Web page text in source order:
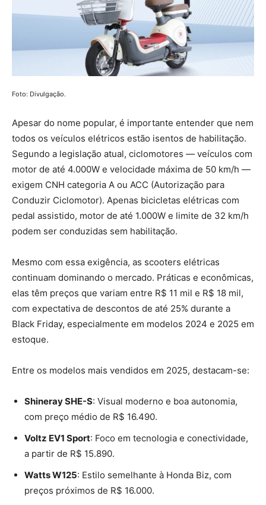
Foto: Divulgação.
Apesar do nome popular, é importante entender que nem
todos os veículos elétricos estão isentos de habilitação.
Segundo a legislação atual, ciclomotores — veículos com
motor de até 4.000W e velocidade máxima de 50 km/h —
exigem CNH categoria A ou ACC (Autorização para
Conduzir Ciclomotor). Apenas bicicletas elétricas com
pedal assistido, motor de até 1.000W e limite de 32 km/h
podem ser conduzidas sem habilitação.
Mesmo com essa exigência, as scooters elétricas
continuam dominando o mercado. Práticas e econômicas,
elas têm preços que variam entre R$ 11 mil e R$ 18 mil,
com expectativa de descontos de até 25% durante a
Black Friday, especialmente em modelos 2024 e 2025 em
estoque.
Entre os modelos mais vendidos em 2025, destacam-se:
Shineray SHE-S: Visual moderno e boa autonomia,
com preço médio de R$ 16.490.
Voltz EV1 Sport: Foco em tecnologia e conectividade,
a partir de R$ 15.890.
Watts W125: Estilo semelhante à Honda Biz, com
preços próximos de R$ 16.000.